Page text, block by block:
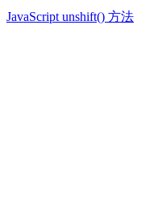
JavaScript unshift() 方法